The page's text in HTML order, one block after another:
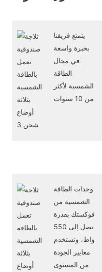
يتمتع فريقنا
بخبرة واسعة
في مجال
الطاقة
الشمسية لأكثر
من 10 سنوات
وحدات الطاقة
الشمسية من
فوكستك بقدرة
تصل إلى 550
واط، وتستخدم
معايير الجودة
من المستوى